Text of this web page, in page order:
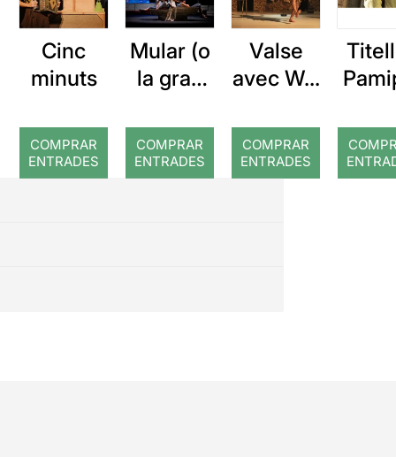
Cinc
minuts
COMPRAR
ENTRADES
Mular (o
la gran
COMPRAR
ENTRADES
Valse
avec W...
COMPRAR
ENTRADES
del